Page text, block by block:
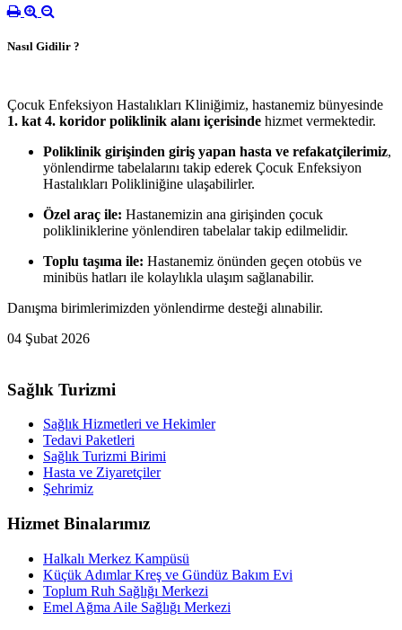
Nasıl Gidilir ?
Çocuk Enfeksiyon Hastalıkları Kliniğimiz, hastanemiz bünyesinde
1. kat 4. koridor poliklinik alanı içerisinde hizmet vermektedir.
Poliklinik girişinden giriş yapan hasta ve refakatçilerimiz,
yönlendirme tabelalarını takip ederek Çocuk Enfeksiyon
Hastalıkları Polikliniğine ulaşabilirler.
Özel araç ile: Hastanemizin ana girişinden çocuk
polikliniklerine yönlendiren tabelalar takip edilmelidir.
Toplu taşıma ile: Hastanemiz önünden geçen otobüs ve
minibüs hatları ile kolaylıkla ulaşım sağlanabilir.
Danışma birimlerimizden yönlendirme desteği alınabilir.
04 Şubat 2026
Sağlık Turizmi
Sağlık Hizmetleri ve Hekimler
Tedavi Paketleri
Sağlık Turizmi Birimi
Hasta ve Ziyaretçiler
Şehrimiz
Hizmet Binalarımız
Halkalı Merkez Kampüsü
Küçük Adımlar Kreş ve Gündüz Bakım Evi
Toplum Ruh Sağlığı Merkezi
Emel Ağma Aile Sağlığı Merkezi